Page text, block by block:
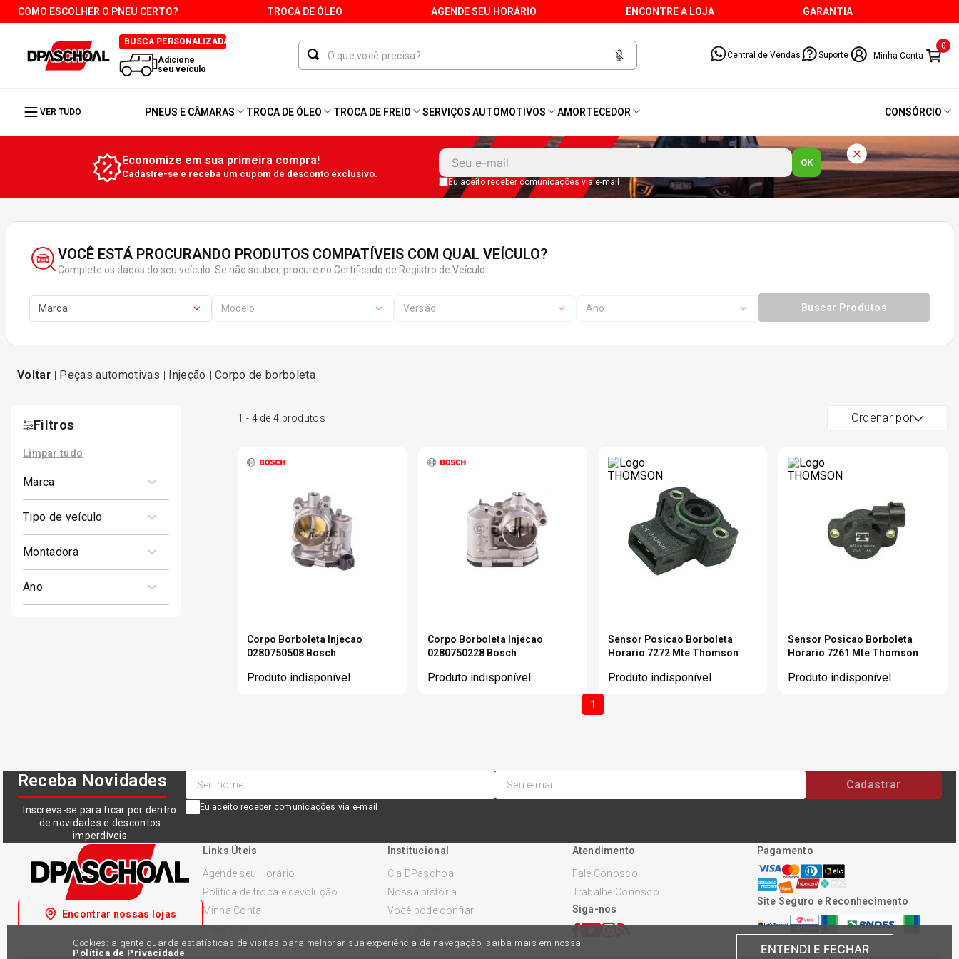
COMO ESCOLHER O PNEU CERTO? TROCA DE ÓLEO AGENDE SEU HORÁRIO ENCONTRE A LOJA GARANTIA
BUSCA PERSONALIZADA
Adicione
seu veículo
Central de Vendas Suporte
0
VER TUDO PNEUS E CÂMARAS TROCA DE ÓLEO TROCA DE FREIO SERVIÇOS AUTOMOTIVOS AMORTECEDOR CONSÓRCIO
Cookies: a gente guarda estatísticas de visitas para melhorar sua experiência de navegação, saiba mais em nossa
Política de Privacidade
ENTENDI E FECHAR
Economize em sua primeira compra!
Cadastre-se e receba um cupom de desconto exclusivo.
OK
Eu aceito receber comunicações via e-mail
VOCÊ ESTÁ PROCURANDO PRODUTOS COMPATÍVEIS COM QUAL VEÍCULO?
Complete os dados do seu veículo. Se não souber, procure no Certificado de Registro de Veículo.
Marca Modelo Versão Ano Buscar Produtos
peças automotivas injeção corpo de borboleta
Filtros
marca
BOSCH
tipo de veículo
montadora
GM
ano
1995
1997
Limpar tudo
1 - 4de 4 produtos Ordenar por
Corpo Borboleta Injecao
0280750508 Bosch
Produto indisponível
Corpo Borboleta Injecao
0280750228 Bosch
Produto indisponível
Sensor Posicao Borboleta
Horario 7272 Mte Thomson
Produto indisponível
Sensor Posicao Borboleta
Horario 7261 Mte Thomson
Produto indisponível
1
Receba Novidades
Inscreva-se para ficar por dentro
de novidades e descontos
imperdíveis
Cadastrar
Eu aceito receber comunicações via e-mail
Encontrar nossas lojas
Links Úteis
Agende seu Horário
Política de troca e devolução
Minha Conta
Meus Pedidos
Política de Privacidade
Institucional
Cia DPaschoal
Nossa história
Você pode confiar
Promoções
Atendimento
Fale Conosco
Trabalhe Conosco
Siga-nos
Pagamento
Site Seguro e Reconhecimento
1º Kit 4 Pneu
2º Kit Pneu
3º Bproauto
4º 175 65r14
Kit 4 Pneu Xbri Aro 13
10º Pneu